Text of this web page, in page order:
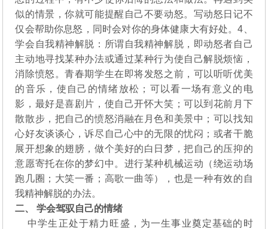
似的情景，你就可能提醒自己不要动怒。写动怒日记不
仅会帮助你息怒，同时会对你的身体健康大有好处。4、
学会自我精神解脱：所谓自我精神解脱，即动怒者自己
主动地寻找某种办法或通过某种行为使自己解脱烦恼，
消除愤怒。青春期学生在即将发怒之前，可以听听优美
的音乐，使自己的情绪放松；可以看一场有意义的电
影，最好是喜剧片，使自己开怀大笑；可以到花前月下
散散步，把自己的愤怒消融在月色和美景中；可以找知
心好友谈谈心，诉尽自己心中的无限的忧闷；或者干脆
展开想象的翅膀，做个美好的白日梦，把自己的压抑的
意愿寄托在你的梦幻中。进行某种机械运动（绕运动场
跑几圈；大笑一番；高歌一曲等），也是一种有效的自
我精神解脱的办法。
二、 学会驾驭自己的情绪
中学生正处于精力旺盛，为一生事业奠定基础的时